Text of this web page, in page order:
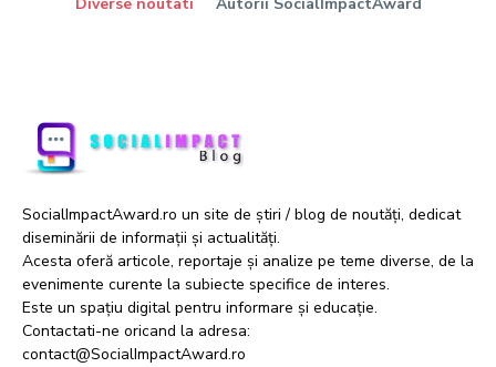
SocialImpactAward.ro un site de știri / blog de noutăți, dedicat
diseminării de informații și actualități.
Acesta oferă articole, reportaje și analize pe teme diverse, de la
evenimente curente la subiecte specifice de interes.
Este un spațiu digital pentru informare și educație.
Contactati-ne oricand la adresa:
contact@SocialImpactAward.ro